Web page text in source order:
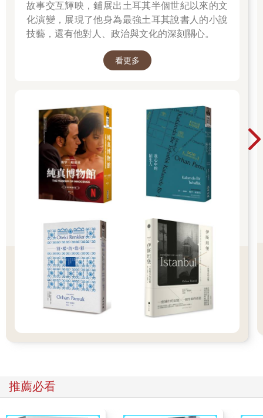
故事交互輝映，鋪展出土耳其半個世紀以來的文
化演變，展現了他身為最強土耳其說書人的小說
技藝，還有他對人、政治與文化的深刻關心。
看更多
推薦必看